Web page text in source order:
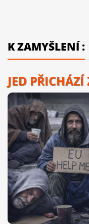
K ZAMYŠLENÍ :
JED PŘICHÁZÍ